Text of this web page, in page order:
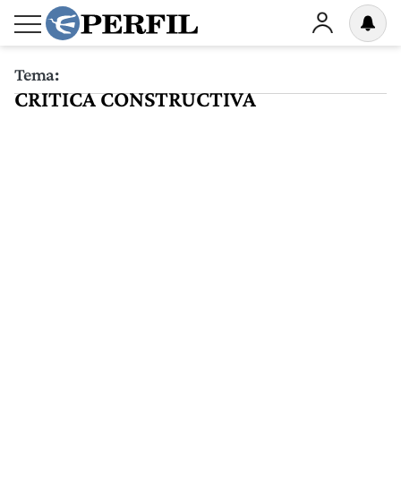
Tema:
CRITICA CONSTRUCTIVA